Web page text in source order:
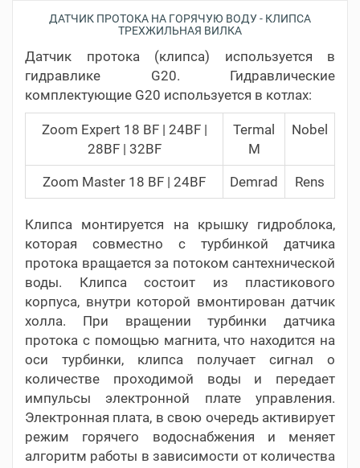
ДАТЧИК ПРОТОКА НА ГОРЯЧУЮ ВОДУ - КЛИПСА
ТРЕХЖИЛЬНАЯ ВИЛКА
Датчик протока (клипса) используется в
гидравлике G20. Гидравлические
комплектующие G20 используется в котлах:
Zoom Expert 18 BF | 24BF |
28BF | 32BF
Termal
M
Nobel
Zoom Master 18 BF | 24BF Demrad Rens
Клипса монтируется на крышку гидроблока,
которая совместно с турбинкой датчика
протока вращается за потоком сантехнической
воды. Клипса состоит из пластикового
корпуса, внутри которой вмонтирован датчик
холла. При вращении турбинки датчика
протока с помощью магнита, что находится на
оси турбинки, клипса получает сигнал о
количестве проходимой воды и передает
импульсы электронной плате управления.
Электронная плата, в свою очередь активирует
режим горячего водоснабжения и меняет
алгоритм работы в зависимости от количества